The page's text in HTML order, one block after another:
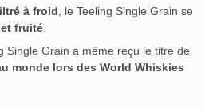
à froid , le Teeling Single Grain se
fruité
Single Grain a même reçu le titre de
monde lors des World Whiskies